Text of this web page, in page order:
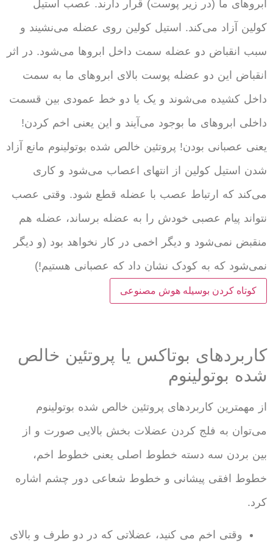
ابروهای ما (در زیر پوست) قرار دارند. عصب استیل
کولین آزاد می‌کند. استیل کولین روی عضله می‌نشیند و
سبب انقباض دو عضله سمت داخل ابروها می‌شود. در اثر
انقباض این دو عضله پوست بالای ابروهای ما به سمت
داخل کشیده می‌شوند و یک یا دو خط عمودی بین قسمت
داخلی ابروهای ما بوجود می‌آیند و این یعنی اخم کردن!
یعنی عصبانی بودن! پروتئین خالص شده بوتولینوم مانع آزاد
شدن استیل کولین از انتهای اعصاب می‌شود و کاری
می‌کند که ارتباط عصب با عضله قطع شود. وقتی عصب
نتواند پیام عصبی خودش را به عضله برساند، عضله هم
منقبض نمی‌شود و دیگر اخمی در کار نخواهد بود (و دیگر
نمی‌شود که به کودک نشان داد که عصبانی هستیم!)
کوتاه کردن بوسیله هوش مصنوعی
کاربردهای بوتاکس یا پروتئین خالص
شده بوتولینوم
از مهمترین کاربردهای پروتئین خالص شده بوتولینوم
می‌توان به فلج کردن عضلات بخش بالایی صورت و از
بین بردن سه دسته خطوط اصلی یعنی خطوط اخم،
خطوط افقی پیشانی و خطوط شعاعی دور چشم اشاره
کرد.
وقتی اخم می کنید، عضلاتی که در دو طرف و بالای